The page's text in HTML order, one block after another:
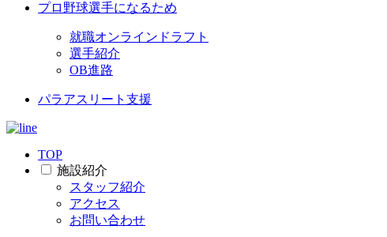
プロ野球選手になるため
就職オンラインドラフト
選手紹介
OB進路
パラアスリート支援
TOP
施設紹介
スタッフ紹介
アクセス
お問い合わせ